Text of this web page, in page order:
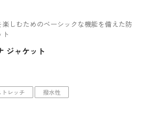
しむためのベーシックな機能を備えた防
ジャケット
トレッチ 撥水性